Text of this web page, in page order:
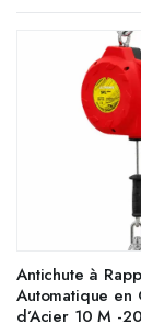
Antichute à
Automatique en
d’Acier 10 M -